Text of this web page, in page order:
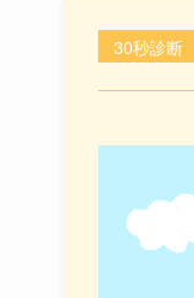
30秒診断